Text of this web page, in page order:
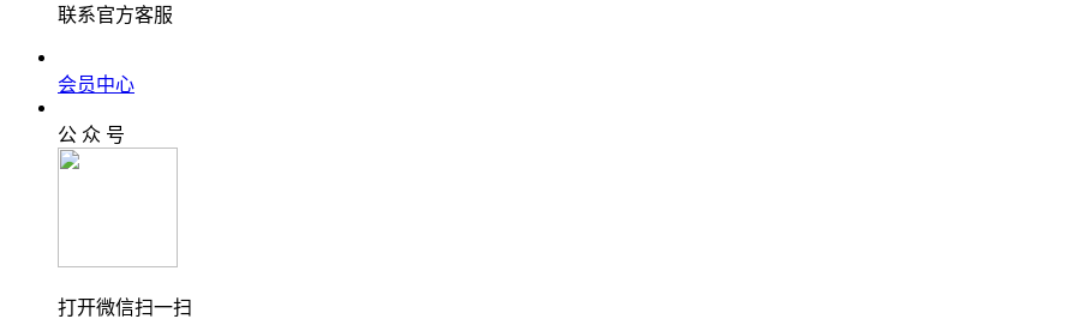
联系官方客服
会员中心
公 众 号
打开微信扫一扫